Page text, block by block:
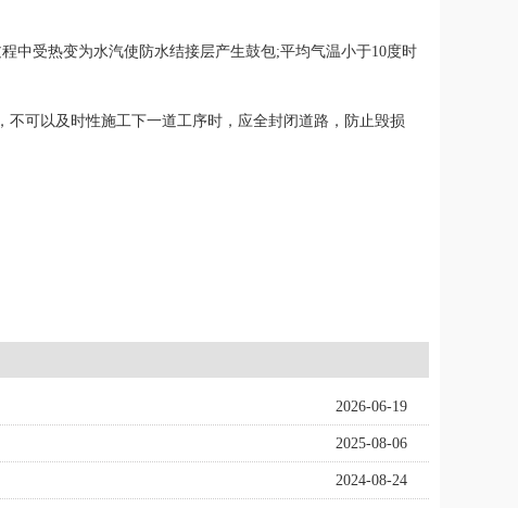
中受热变为水汽使防水结接层产生鼓包;平均气温小于10度时
可以及时性施工下一道工序时，应全封闭道路，防止毁损
2026-06-19
2025-08-06
2024-08-24